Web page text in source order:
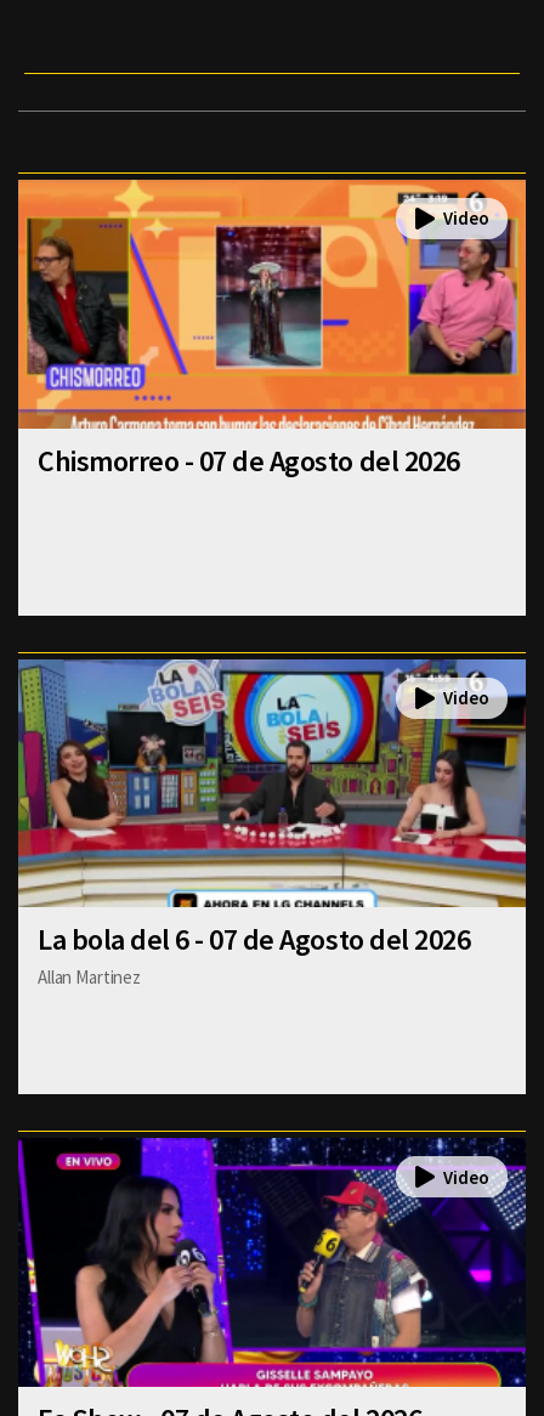
Chismorreo - 07 de Agosto del 2026
La bola del 6 - 07 de Agosto del 2026
Allan Martinez